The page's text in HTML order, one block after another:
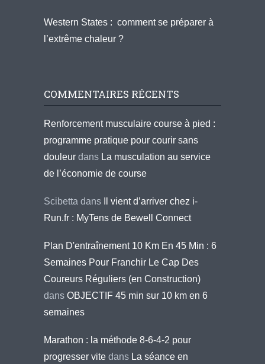
Western States : comment se préparer à
l’extrême chaleur ?
COMMENTAIRES RÉCENTS
Renforcement musculaire course à pied :
programme pratique pour courir sans
douleur dans La musculation au service
de l’économie de course
Scibetta dans
Il vient d’arriver chez i-
Run.fr : MyTens de Bewell Connect
Plan D'entraînement 10 Km En 45 Min : 6
Semaines Pour Franchir Le Cap Des
Coureurs Réguliers (en Construction)
dans OBJECTIF 45 min sur 10 km en 6
semaines
Marathon : la méthode 8-6-4-2 pour
progresser vite dans La séance en